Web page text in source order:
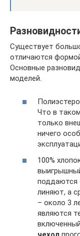
Существует
отличаются
Основные
моделей.
Что в
только
ничего
100%
поддаются
линяют, а
– около 3
являются